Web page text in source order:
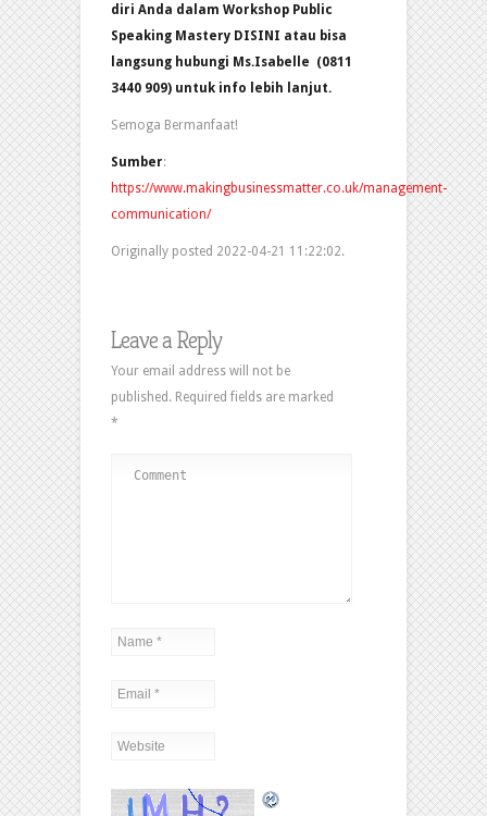
diri Anda dalam Workshop Public
Speaking Mastery DISINI atau bisa
langsung hubungi Ms.Isabelle (0811
3440 909) untuk info lebih lanjut.
Semoga Bermanfaat!
Sumber:
https://www.makingbusinessmatter.co.uk/management-
communication/
Originally posted 2022-04-21 11:22:02.
Leave a Reply
Your email address will not be
published. Required fields are marked
*